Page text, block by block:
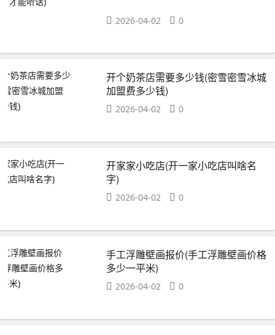
2026-04-02 0
开个奶茶店需要多少钱(密雪密雪冰城
加盟费多少钱)
2026-04-02 0
开家家小吃店(开一家小吃店叫啥名
字)
2026-04-02 0
手工浮雕壁画报价(手工浮雕壁画价格
多少一平米)
2026-04-02 0